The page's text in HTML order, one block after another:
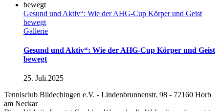
Gesund und Aktiv“: Wie der AHG-Cup Körper und Geist
bewegt
Gallerie
Gesund und Aktiv“: Wie der AHG-Cup Körper und Geist
bewegt
25. Juli.2025
Tennisclub Bildechingen e.V. - Lindenbrunnenstr. 98 - 72160 Horb
am Neckar